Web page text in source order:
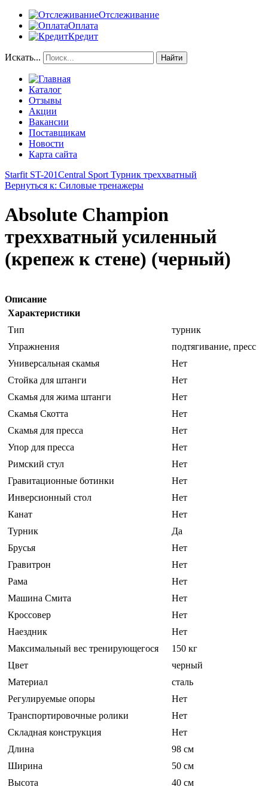
Отслеживание
Оплата
Кредит
Искать... Найти
Каталог
Отзывы
Акции
Вакансии
Поставщикам
Новости
Карта сайта
Starfit ST-201Central Sport Турник треххватный
Вернуться к: Силовые тренажеры
Absolute Champion
треххватный усиленный
(крепеж к стене) (черный)
Описание
Характеристики
Тип
турник
Упражнения
подтягивание, пресс
Универсальная скамья
Нет
Стойка для штанги
Нет
Скамья для жима штанги
Нет
Скамья Скотта
Нет
Скамья для пресса
Нет
Упор для пресса
Нет
Римский стул
Нет
Гравитационные ботинки
Нет
Инверсионный стол
Нет
Канат
Нет
Турник
Да
Брусья
Нет
Гравитрон
Нет
Рама
Нет
Машина Смита
Нет
Кроссовер
Нет
Наездник
Нет
Максимальный вес тренирующегося
150 кг
Цвет
черный
Материал
сталь
Регулируемые опоры
Нет
Транспортировочные ролики
Нет
Складная конструкция
Нет
Длина
98 см
Ширина
50 см
Высота
40 см